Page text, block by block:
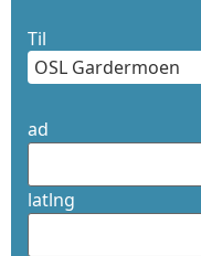
Til
ad
latlng